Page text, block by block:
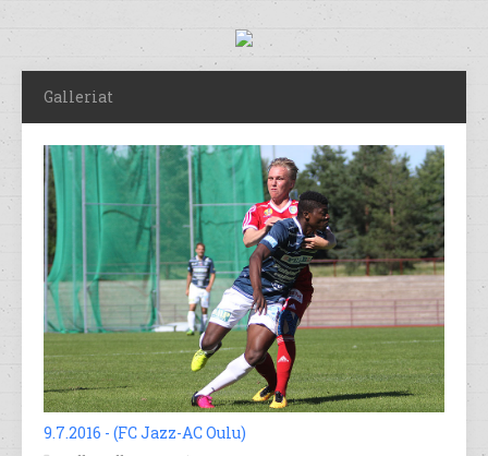
Galleriat
9.7.2016 - (FC Jazz-AC Oulu)